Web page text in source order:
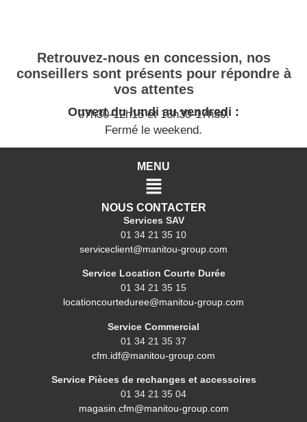
Retrouvez-nous en concession, nos
conseillers sont présents pour répondre à
vos attentes
Ouvert du lundi au vendredi :
07h30-12h15 et 13h30-17h30.
Fermé le weekend.
MENU
NOUS CONTACTER
Services SAV
01 34 21 35 10
serviceclient@manitou-group.com
Service Location Courte Durée
01 34 21 35 15
locationcourteduree@manitou-group.com
Service Commercial
01 34 21 35 37
cfm.idf@manitou-group.com
Service Pièces de rechanges et accessoires
01 34 21 35 04
magasin.cfm@manitou-group.com